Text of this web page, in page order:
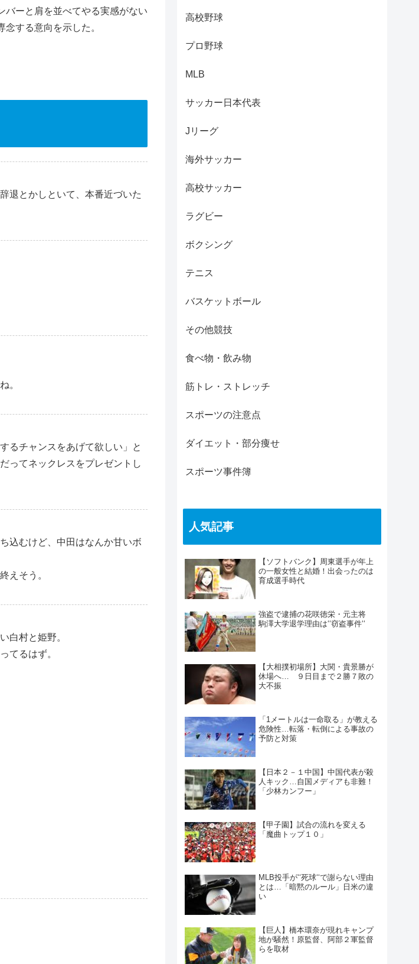
バーと肩を並べてやる実感がない
する意向を示した。
退とかしといて、本番近づいた
。
るチャンスをあげて欲しい」と
ってネックレスをプレゼントし
込むけど、中田はなんか甘いボ
えそう。
白村と姫野。
てるはず。
高校野球
プロ野球
MLB
サッカー日本代表
Jリーグ
海外サッカー
高校サッカー
ラグビー
ボクシング
テニス
バスケットボール
その他競技
食べ物・飲み物
筋トレ・ストレッチ
スポーツの注意点
ダイエット・部分痩せ
スポーツ事件簿
人気記事
【ソフトバンク】周東選手が年上
の一般女性と結婚！出会ったのは
育成選手時代
強盗で逮捕の花咲徳栄・元主将
駒澤大学退学理由は‘‘窃盗事件‘‘
【大相撲初場所】大関・貴景勝が
休場へ… ９日目まで２勝７敗の
大不振
「1メートルは一命取る」が教える
危険性…転落・転倒による事故の
予防と対策
【日本２－１中国】中国代表が殺
人キック…自国メディアも非難！
「少林カンフー」
【甲子園】試合の流れを変える
「魔曲トップ１０」
MLB投手が‘‘死球‘‘で謝らない理由
とは…「暗黙のルール」日米の違
い
【巨人】橋本環奈が現れキャンプ
地が騒然！原監督、阿部２軍監督
らを取材